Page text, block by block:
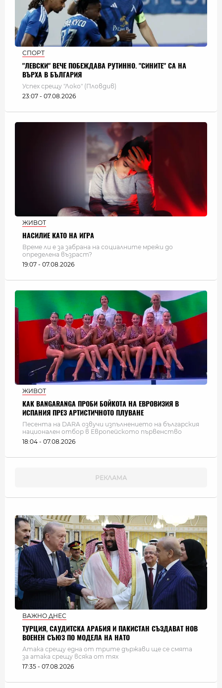
СПОРТ
"ЛЕВСКИ" ВЕЧЕ ПОБЕЖДАВА РУТИННО. "СИНИТЕ" СА НА
ВЪРХА В БЪЛГАРИЯ
Успех срещу "Локо" (Пловдив)
23:07 - 07.08.2026
ЖИВОТ
НАСИЛИЕ КАТО НА ИГРА
Време ли е за забрана на социалните мрежи до
определена възраст?
19:07 - 07.08.2026
ЖИВОТ
КАК BANGARANGA ПРОБИ БОЙКОТА НА ЕВРОВИЗИЯ В
ИСПАНИЯ ПРЕЗ АРТИСТИЧНОТО ПЛУВАНЕ
Песента на DARA озвучи изпълнението на българския
национален отбор в Европейското първенство
18:04 - 07.08.2026
ВАЖНО ДНЕС
ТУРЦИЯ, САУДИТСКА АРАБИЯ И ПАКИСТАН СЪЗДАВАТ НОВ
ВОЕНЕН СЪЮЗ ПО МОДЕЛА НА НАТО
Атака срещу една от трите държави ще се смята
за атака срещу всяка от тях
17:35 - 07.08.2026